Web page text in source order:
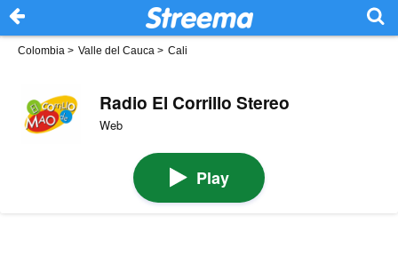
Colombia > Valle del Cauca > Cali
Radio El Corrillo Stereo
Web
Play